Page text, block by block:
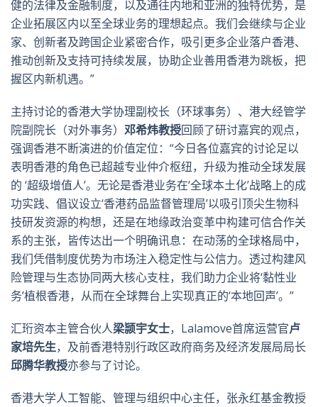
健的法律及金融制度，以及通往内地和亚洲的独特优势，是
企业拓展区内以至全球业务的理想起点。我们会继续与企业
家、创新者及跨国企业紧密合作，吸引更多企业落户香港、
推动创新及支持可持续发展，协助企业善用香港为跳板，把
握区内新机遇。”
主持讨论的香港大学协理副校长（环球事务）、港大经管学
院副院长（对外事务） 邓希炜教授回顾了研讨嘉宾的观点，
强调香港不断演进的价值定位：“今日各位嘉宾的讨论足以
表明香港的角色已超越专业仲介枢纽，升级为推动全球发展
的 ‘超级增值人’。无论是香港业务在‘全球本土化’战略上的成
功实践、倡议设立‘香港药品监督管理局’以吸引顶尖生物科
技研发资源的构想，还是在地缘政治变革中构建可信合作关
系的主张，皆传达出一个明确讯息：在动荡的全球格局中，
我们凭借制度优势为市场注入稳定性与公信力。透过构建风
险管理与生态协同两大核心支柱，我们助力企业将‘黏性业
务’植根香港，从而在全球舞台上实现真正的‘本地回声’。”
汇珩资本主管合伙人梁颕宇女士，Lalamove首席运营官卢
家培先生，及前香港特别行政区政府商务及经济发展局局长
邱腾华教授亦参与了讨论。
香港大学人工智能、管理与组织中心主任，张永红基金教授